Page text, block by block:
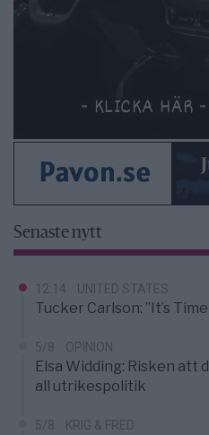
Senaste nytt
12:14 UNITED STATES
Tucker Carlson: ”It’s
5/8 OPINION
Elsa Widding: Risken att
all utrikespolitik
5/8 KRIG & FRED